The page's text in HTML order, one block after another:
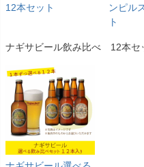
12本セット
ンピル
ト
ナギサビール飲み比べ 12本セ